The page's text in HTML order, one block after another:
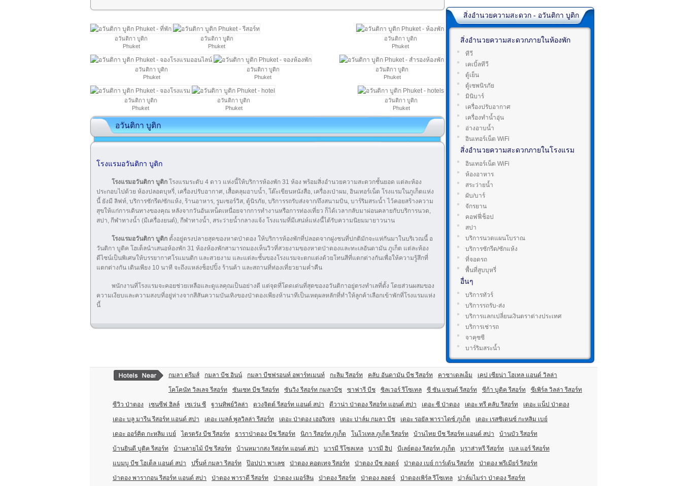
อวันติกา บูติก
Phuket
อวันติกา บูติก
Phuket
อวันติกา บูติก
Phuket
อวันติกา บูติก
Phuket
อวันติกา บูติก
Phuket
อวันติกา บูติก
Phuket
อวันติกา บูติก
Phuket
อวันติกา บูติก
Phuket
อวันติกา บูติก
Phuket
อวันติกา บูติก
โรงแรมอวันติกา บูติก
โรงแรมอวันติกา บูติก โรงแรมระดับ 4 ดาว แห่งนี้ให้บริการห้องพัก 31 ห้อง พร้อมสิ่งอำนวยความสะดวกชั้นยอด แต่ละห้อง
ประกอบไปด้วย ห้องปลอดบุหรี่, เครื่องปรับอากาศ, เสื้อคลุมอาบน้ำ, โต๊ะเขียนหนังสือ, เครื่องเป่าผม, อินเทอร์เน็ต โรงแรมในภูเก็ตแห่ง
นี้ ยังมี ลิฟท์, บริการซักรีด/ซักแห้ง, ร้านอาหาร, รูมเซอร์วิส, ตู้นิรภัย, บริการรถรับส่งจาก/ถึงสนามบิน, บาร์ริมสระน้ำ ไว้คอยสร้างความ
สุขให้แก่การเดินทางของคุณ หลังจากวันอันเหน็ดเหนื่อยจากการทำงานหรือการท่องเที่ยว ก็ได้เวลากลับมาผ่อนคลายกับบริการนวด,
สปา, กีฬาทางน้ำ (มีเครื่องยนต์), กีฬาทางน้ำ, สระว่ายน้ำกลางแจ้ง โรงแรมที่มีเสน่ห์แห่งนี้ได้รับความนิยมมายาวนาน
โรงแรมอวันติกา บูติก ตั้งอยู่ตรงปลายสุดของหาดป่าตอง ให้บริการห้องพักที่ปลอดจากฝูงชนที่ปกติมักจะแห่กันมาในบริเวณนี้ อ
วันติกา บูติค โฮเต็ลนำเสนอห้องพัก 31 ห้องห้องพักสามารถมองเห็นวิวที่สวยงามของหาดป่าตองและทะเลอันดามัน ภูเก็ต แต่ละห้อง
ดีไซน์เป็นพิเศษให้บรรยากาศโรแมนติก และสวยงาม และแต่ละชั้นของโรงแรมจะตกแต่งด้วยโทนสีที่แตกต่างกันเพื่อให้ความรู้สึกที่
แตกต่างกัน เดินเพียง 10 นาที จะถึงแหล่งช็อปปิ้ง ร้านค้า และสถานที่ท่องเที่ยวยามค่ำคืน
พนักงานที่โรงแรมจะคอยช่วยเหลือและดูแลคุณเป็นอย่างดี แต่จุดที่โดดเด่นที่สุดของอวันติกาอยู่ตรงทำเลที่ตั้ง โดยส่วนผสมของ
ความเงียบและความสงบที่อยู่ห่างจากสีสันความบันเทิงของป่าตองเพียงห้านาทีเป็นเหตุผลหลักที่ทำให้ลูกค้าเลือกเข้าพักที่โรงแรมแห่ง
นี้
สิ่งอำนวยความสะดวก - อวันติกา บูติก
สิ่งอำนวยความสะดวกภายในห้องพัก
ทีวี
เคเบิ้ลทีวี
ตู้เย็น
ตู้เซพนิรภัย
มินิบาร์
เครื่องปรับอากาศ
เครื่องทำน้ำอุ่น
อ่างอาบน้ำ
อินเทอร์เน็ต WiFi
สิ่งอำนวยความสะดวกภายในโรงแรม
อินเทอร์เน็ต WiFi
ห้องอาหาร
สระว่ายน้ำ
ผับ/บาร์
จักรยาน
คอฟฟี่ช็อป
สปา
บริการนวดแผนโบราณ
บริการซักรีด/ซักแห้ง
ที่จอดรถ
พื้นที่สูบบุหรี่
อื่นๆ
บริการทัวร์
บริการรถรับ-ส่ง
บริการแลกเปลี่ยนเงินตราต่างประเทศ
บริการเช่ารถ
จาคุซซี
บาร์ริมสระน้ำ
กมลา ดรีมส์ กมลา บีช อินน์ กมลา บีชฟรอนท์ อพาร์ทเมนท์ กะลิม รีสอร์ท คลับ อันดามัน บีช รีสอร์ท คาซาเดลเอ็ม เคป เซียน่า โฮเทล แอนด์ วิลล่า
โคโคนัท วิลเลจ รีสอร์ท ซันเซท บีช รีสอร์ท ซันวิง รีสอร์ท กมลาบีช ซาฟารี บีช ซิลเวอร์ รีโซเทล ซี ซัน แซนด์ รีสอร์ท ซีก้า บูติค รีสอร์ท ซีเพิร์ล วิลล่า รีสอร์ท
ซีวิว ป่าตอง เซนซีฟ ฮิลล์ เซเว่น ซี ฐานทิพย์วิลล่า ดวงจิตต์ รีสอร์ท แอนด์ สปา ดีวาน่า ป่าตอง รีสอร์ท แอนด์ สปา เดอะ ซี ป่าตอง เดอะ ทรี คลับ รีสอร์ท เดอะ แน็ป ป่าตอง
เดอะ บลู มารีน รีสอร์ท แอนด์ สปา เดอะ เบลล์ พูลวิลล่า รีสอร์ท เดอะ ป่าตอง เฮอริเทจ เดอะ ปาล์ม กมลา บีช เดอะ รอยัล พาราไดซ์ ภูเก็ต เดอะ เรสซิเดนซ์ กะหลิม เบย์
เดอะ ออร์คิด กะหลิม เบย์ ไตรตรัง บีช รีสอร์ท ธาราป่าตอง บีช รีสอร์ท นิภา รีสอร์ท ภูเก็ต โนโวเทล ภูเก็ต รีสอร์ท บ้านไทย บีช รีสอร์ท แอนด์ สปา บ้านบัว รีสอร์ท
บ้านยินดี บูติค รีสอร์ท บ้านลายไม้ บีช รีสอร์ท บ้านหมากสง รีสอร์ท แอนด์ สปา บารมี รีโซลเทล บารมี ฮิป บีเลย์ตอง รีสอร์ท ภูเก็ต บุราส่าหรี รีสอร์ท เบล แอร์ รีสอร์ท
แบมบู บีช โฮเต็ล แอนด์ สปา ปริ้นท์ กมลา รีสอร์ท ป๊อปปา พาเลซ ป่าตอง คอตเทจ รีสอร์ท ป่าตอง บีช ลอดจ์ ป่าตอง เบย์ การ์เด้น รีสอร์ท ป่าตอง พรีเมียร์ รีสอร์ท
ป่าตอง พารากอน รีสอร์ท แอนด์ สปา ป่าตอง พาราดี รีสอร์ท ป่าตอง เมอร์ลิน ป่าตอง รีสอร์ท ป่าตอง ลอดจ์ ป่าตองเพิร์ล รีโซเทล ปาล์มไมร่า ป่าตอง รีสอร์ท